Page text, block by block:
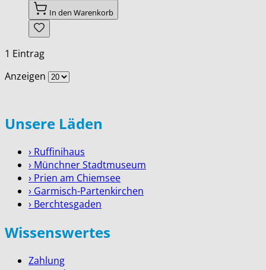
In den Warenkorb
1 Eintrag
Anzeigen
Unsere Läden
› Ruffinihaus
› Münchner Stadtmuseum
› Prien am Chiemsee
› Garmisch-Partenkirchen
› Berchtesgaden
Wissenswertes
Zahlung